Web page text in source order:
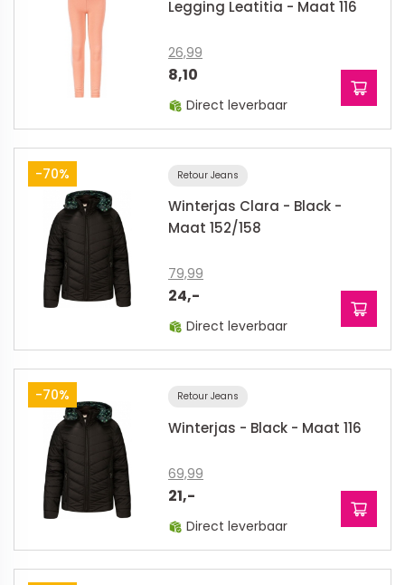
Legging Leatitia - Maat 116
26,99
8,10
Direct leverbaar
-70% Retour Jeans
Winterjas Clara - Black -
Maat 152/158
79,99
24,-
Direct leverbaar
-70% Retour Jeans
Winterjas - Black - Maat 116
69,99
21,-
Direct leverbaar